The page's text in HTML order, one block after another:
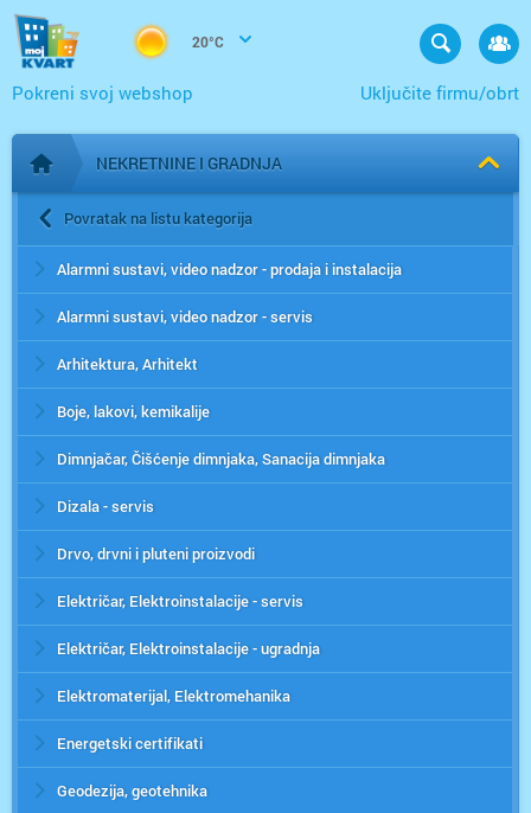
20°C
Uključite firmu/obrt
Pokreni svoj webshop
Početna stranica
NEKRETNINE I GRADNJA
Povratak na listu kategorija
Alarmni sustavi, video nadzor - prodaja i instalacija
Alarmni sustavi, video nadzor - servis
Arhitektura, Arhitekt
Boje, lakovi, kemikalije
Dimnjačar, Čišćenje dimnjaka, Sanacija dimnjaka
Dizala - servis
Drvo, drvni i pluteni proizvodi
Električar, Elektroinstalacije - servis
Električar, Elektroinstalacije - ugradnja
Elektromaterijal, Elektromehanika
Energetski certifikati
Geodezija, geotehnika